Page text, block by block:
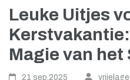
Leuke Uitjes
Magie van het
21 sep,2025